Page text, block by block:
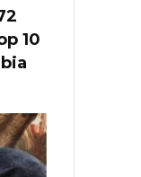
10